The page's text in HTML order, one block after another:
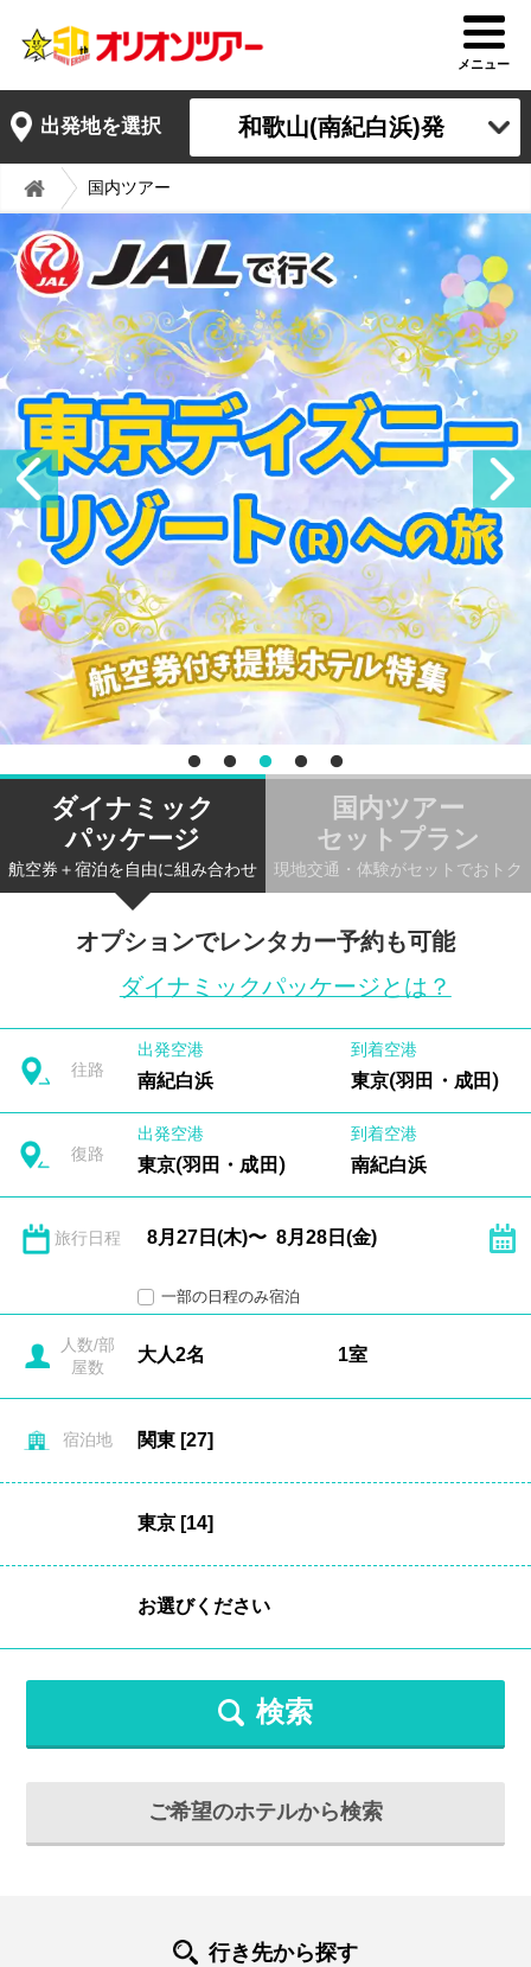
メニュー
出発地を選択 和歌山(南紀白浜)発
国内ツアー
ダイナミック
パッケージ
航空券＋宿泊を自由に組み合わせ
国内ツアー
セットプラン
現地交通・体験がセットでおトク
オプションでレンタカー予約も可能
ダイナミックパッケージとは？
往路
出発空港
南紀白浜
到着空港
東京(羽田・成田)
復路
出発空港
東京(羽田・成田)
到着空港
南紀白浜
旅行日程
一部の日程のみ宿泊
人数/部
屋数
宿泊地
検索
ご希望のホテルから検索
行き先から探す